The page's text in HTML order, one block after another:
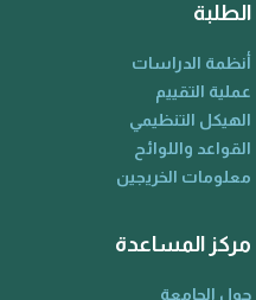
الطلبة
أنظمة الدراسات
عملية التقييم
الهيكل التنظيمي
القواعد واللوائح
معلومات الخريجين
مركز المساعدة
حول الجامعة